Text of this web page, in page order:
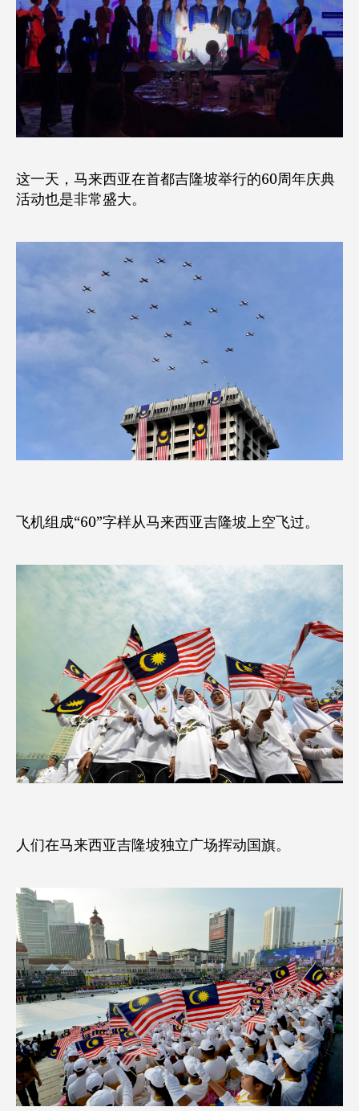
这一天，马来西亚在首都吉隆坡举行的60周年庆典
活动也是非常盛大。
飞机组成“60”字样从马来西亚吉隆坡上空飞过。
人们在马来西亚吉隆坡独立广场挥动国旗。